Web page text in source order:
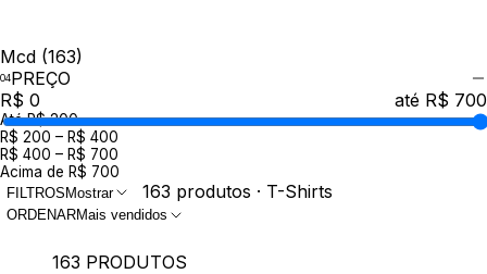
Mcd (163)
PREÇO
R$ 0
até R$ 700
Até R$ 200
R$ 200 – R$ 400
R$ 400 – R$ 700
Acima de R$ 700
FILTROS Mostrar 163 produtos · T-Shirts
ORDENARMais vendidos
163 PRODUTOS